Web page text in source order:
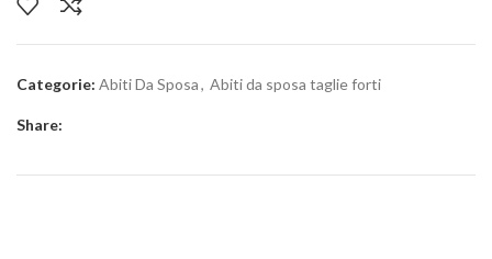
Categorie: Abiti Da Sposa, Abiti da sposa taglie forti
Share: